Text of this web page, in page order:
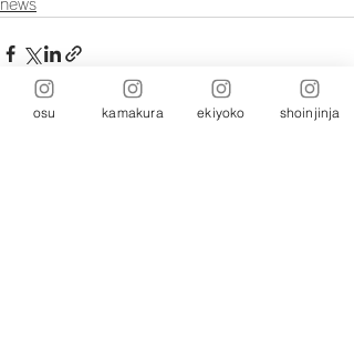
news
osu kamakura ekiyoko shoinjinja